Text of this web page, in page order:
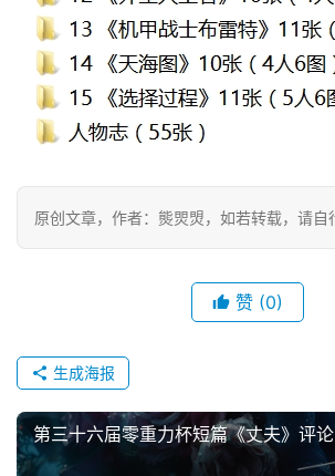
资
讯
主
题
小
说
原创文章，作者：熋焸焽，如若转载，请自
赞 (0)
生成海报
第三十六届零重力杯短篇《丈夫》评论